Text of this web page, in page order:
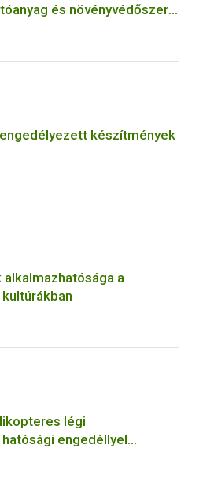
és növényvédőszer
a meglévő engedély
vagy módosítására irányuló
készítmények
a
légi
engedéllyel